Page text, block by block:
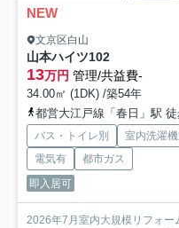
NEW
文京区白山
山本ハイツ102
13万円 管理/共益費-
34.00㎡ (1DK) /築54年
都営大江戸線「春日」駅
バス・トイレ別 室内洗濯
電気有
都市ガス
即入居可
2026年7月室内大規模リフォ